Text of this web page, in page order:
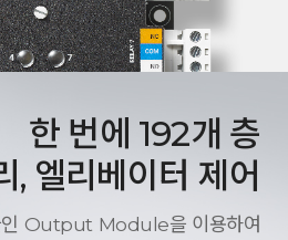
한 번에 192개 층
, 엘리베이터 제어
인 Output Module을 이용하여